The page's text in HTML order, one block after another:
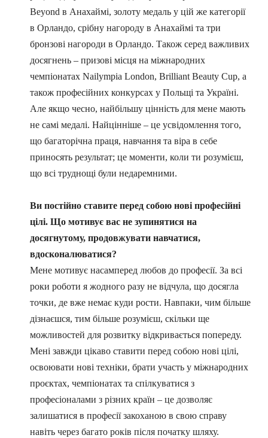
Beyond в Анахаймі, золоту медаль у цій же категорії
в Орландо, срібну нагороду в Анахаймі та три
бронзові нагороди в Орландо. Також серед важливих
досягнень – призові місця на міжнародних
чемпіонатах Nailympia London, Brilliant Beauty Cup, а
також професійних конкурсах у Польщі та Україні.
Але якщо чесно, найбільшу цінність для мене мають
не самі медалі. Найцінніше – це усвідомлення того,
що багаторічна праця, навчання та віра в себе
приносять результат; це моменти, коли ти розумієш,
що всі труднощі були недаремними.
Ви постійно ставите перед собою нові професійні
цілі. Що мотивує вас не зупинятися на
досягнутому, продовжувати навчатися,
вдосконалюватися?
Мене мотивує насамперед любов до професії. За всі
роки роботи я жодного разу не відчула, що досягла
точки, де вже немає куди рости. Навпаки, чим більше
дізнаєшся, тим більше розумієш, скільки ще
можливостей для розвитку відкривається попереду.
Мені завжди цікаво ставити перед собою нові цілі,
освоювати нові техніки, брати участь у міжнародних
проєктах, чемпіонатах та спілкуватися з
професіоналами з різних країн – це дозволяє
залишатися в професії закоханою в свою справу
навіть через багато років після початку шляху.